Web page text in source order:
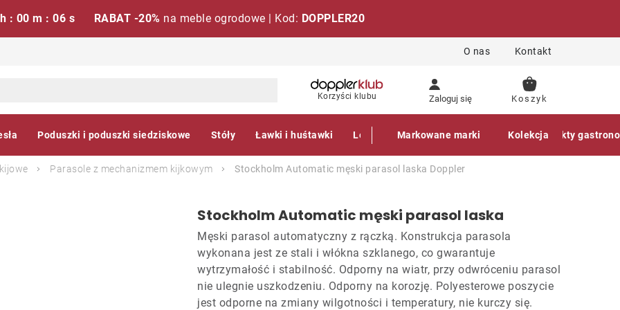
: 00 m : 05 s RABAT -20% na meble ogrodowe | Kod: DOPPLER20
O nas Kontakt
Korzyści klubu Zaloguj się KOSZYK
Poduszki i poduszki siedziskowe Stóły Ławki i huśtawki Leżaki Akcesoria Parasole Produkty
Markowane marki Kolekcja
Parasole z mechanizmem kijkowym Stockholm Automatic męski parasol laska Doppler
Stockholm Automatic męski parasol laska
Męski parasol automatyczny z rączką. Konstrukcja parasola
wykonana jest ze stali i włókna szklanego, co gwarantuje
wytrzymałość i stabilność. Odporny na wiatr, przy odwróceniu parasol
nie ulegnie uszkodzeniu. Odporny na korozję. Polyesterowe poszycie
jest odporne na zmiany wilgotności i temperatury, nie kurczy się.